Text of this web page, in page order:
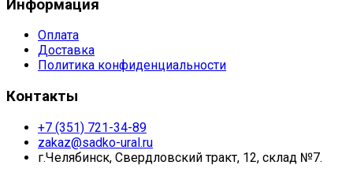
Информация
Оплата
Доставка
Политика конфиденциальности
Контакты
+7 (351) 721-34-89
zakaz@sadko-ural.ru
г.Челябинск, Свердловский тракт, 12, склад №7.